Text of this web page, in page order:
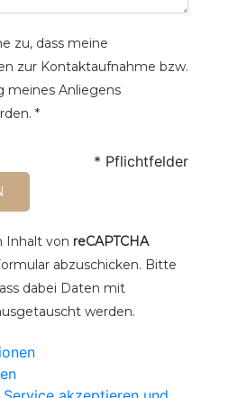
zu, dass meine
zur Kontaktaufnahme bzw.
meines Anliegens
*
* Pflichtfelder
Inhalt von reCAPTCHA
abzuschicken. Bitte
dabei Daten mit
werden.